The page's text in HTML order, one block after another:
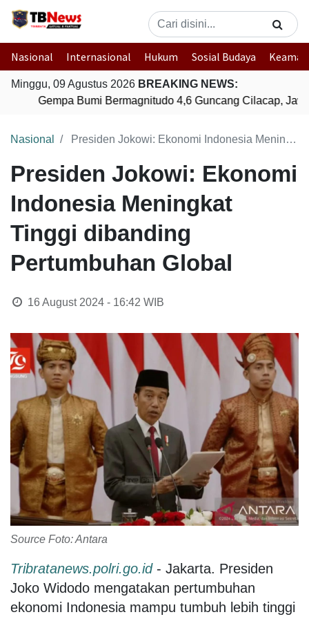
Nasional Internasional Hukum Sosial Budaya
Minggu, 09 Agustus 2026 BREAKING NEWS:
Gempa Bumi Bermagnitudo 4,6 Guncang Cilacap, Jawa
Nasional Presiden Jokowi: Ekonomi Indonesia Meningkat Tinggi dibanding Pertumbuhan Global
Presiden Jokowi: Ekonomi
Indonesia Meningkat
Tinggi dibanding
Pertumbuhan Global
16 August 2024 - 16:42 WIB
Source Foto: Antara
Tribratanews.polri.go.id - Jakarta. Presiden
Joko Widodo mengatakan pertumbuhan
ekonomi Indonesia mampu tumbuh lebih tinggi